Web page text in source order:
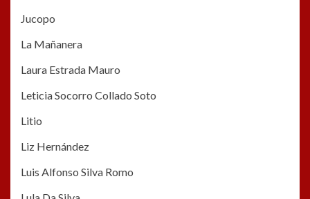
Jucopo
La Mañanera
Laura Estrada Mauro
Leticia Socorro Collado Soto
Litio
Liz Hernández
Luis Alfonso Silva Romo